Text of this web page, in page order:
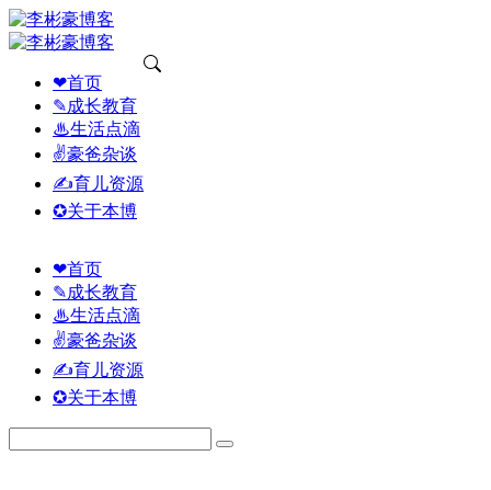
❤首页
✎成长教育
♨生活点滴
✌豪爸杂谈
✍育儿资源
✪关于本博
❤首页
✎成长教育
♨生活点滴
✌豪爸杂谈
✍育儿资源
✪关于本博